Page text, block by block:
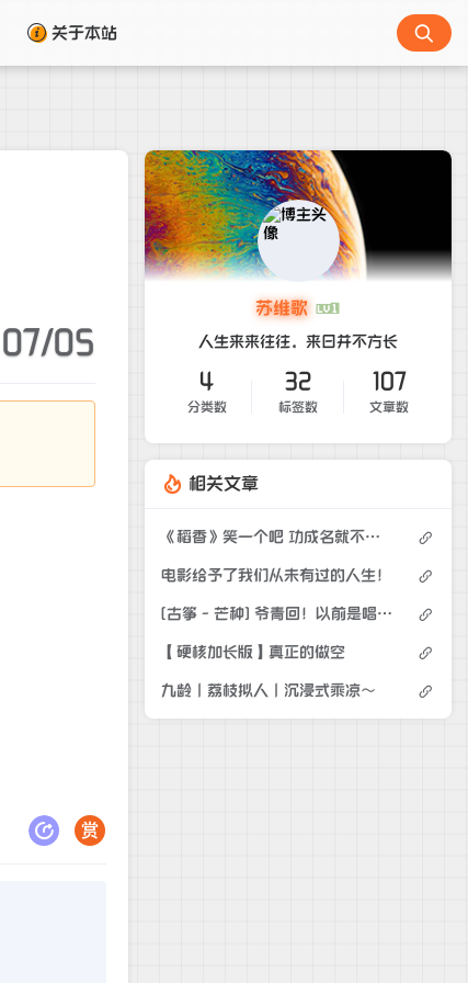
关于本站
07/05
苏维歌
人生来来往往，来日并不方长
4
分类数
32
标签数
107
文章数
相关文章
《稻香》笑一个吧 功成名就不是目的
电影给予了我们从未有过的人生！
[古筝 - 芒种] 爷青回！以前是唱现在是弹
【硬核加长版】真正的做空
九龄｜荔枝拟人｜沉浸式乘凉～